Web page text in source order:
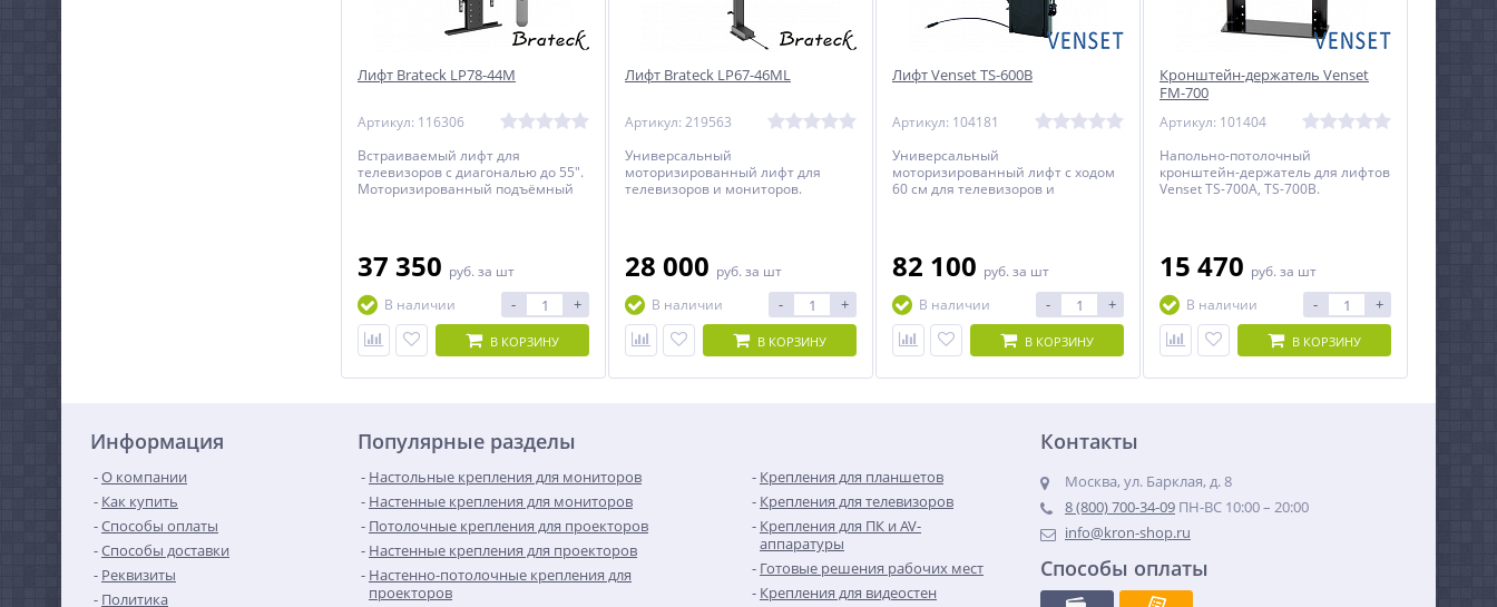
Лифт Brateck LP78-44M
Артикул: 116306
Встраиваемый лифт для
телевизоров с диагональю до 55".
Моторизированный подъёмный
37 350 руб. за шт
В наличии
- +
В КОРЗИНУ
Лифт Brateck LP67-46ML
Артикул: 219563
Универсальный
моторизированный лифт для
телевизоров и мониторов.
28 000 руб. за шт
В наличии
- +
В КОРЗИНУ
Лифт Venset TS-600B
Артикул: 104181
Универсальный
моторизированный лифт с ходом
60 см для телевизоров и
зажима. VESA: 200x200, 200x100.
82 100 руб. за шт
В наличии
- +
В КОРЗИНУ
Кронштейн-держатель Venset
FM-700
Артикул: 101404
Напольно-потолочный
кронштейн-держатель для лифтов
Venset TS-700A, TS-700B.
15 470 руб. за шт
В наличии
- +
В КОРЗИНУ
Информация
О компании
Как купить
Способы оплаты
Способы доставки
Реквизиты
Политика
Популярные разделы
Настольные крепления для мониторов
Настенные крепления для мониторов
Потолочные крепления для проекторов
Настенные крепления для проекторов
Настенно-потолочные крепления для
проекторов
Крепления для планшетов
Крепления для телевизоров
Крепления для ПК и AV-
аппаратуры
Готовые решения рабочих мест
Крепления для видеостен
Контакты
Москва, ул. Барклая, д. 8
8 (800) 700-34-09 ПН-ВС 10:00 – 20:00
info@kron-shop.ru
Способы оплаты